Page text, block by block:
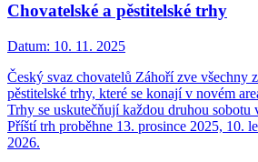
Chovatelské a pěstitelské trhy
Datum: 10. 11. 2025
Český svaz chovatelů Záhoří zve všechny
pěstitelské trhy, které se konají v novém
Trhy se uskutečňují každou druhou sobotu
Příští trh proběhne 13. prosince 2025, 10.
2026.